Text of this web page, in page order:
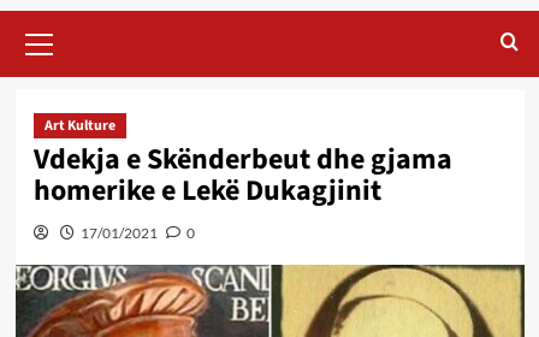
Menu
Art Kulture
Vdekja e Skënderbeut dhe gjama
homerike e Lekë Dukagjinit
17/01/2021 0